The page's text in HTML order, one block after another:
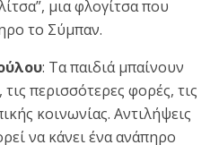
μια φλογίτσα που
το Σύμπαν.
: Τα παιδιά μπαίνουν
περισσότερες φορές, τις
κοινωνίας. Αντιλήψεις
να κάνει ένα ανάπηρο